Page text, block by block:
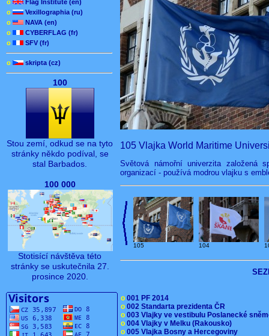
o
Flag Institute (en)
o
Vexillographia (ru)
o
NAVA (en)
o
CYBERFLAG (fr)
o
SFV (fr)
o skripta (cz)
100
Stou zemí, odkud se na tyto
stránky někdo podíval, se
stal Barbados.
100 000
Stotisící návštěva této
stránky se uskutečnila 27.
prosince 2020.
105 Vlajka World Maritime
Světová námořní univerzita založená
organizací - používá modrou vlajku s
105 104
o 001 PF 2014
o 002 Standarta prezidenta ČR
o 003 Vlajky ve vestibulu Poslanecké
o 004 Vlajky v Melku (Rakousko)
o 005 Vlajka Bosny a Hercegoviny